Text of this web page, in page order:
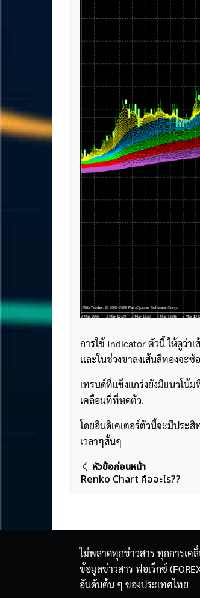
การใช้ Indicatorตัวนี้ ให้ดูว่า
เเละในช่วงขาลงเส้นสีทองจะ
เทรนด์ที่แข็งแกร่งยังมีแนวโน้
เคลื่อนที่ที่หดตัว.
โดยอินดิเคเตอร์ตัวนี้จะมีประสิ
เวลาๆสั้นๆ
แนะแนว
เรื่อง
หัวข้อก่อนหน้า
Renko Chart คืออะไร??
ไม่พลาดทุกข่าวสาร ทุกการเคลื่
ข้อมูลข่าวสาร ฟอเร็กซ์
อันดับต้น ๆ ของประเทศไทย